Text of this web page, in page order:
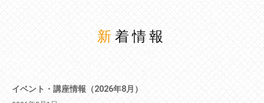
新着情報
イベント・講座情報（2026年8月）